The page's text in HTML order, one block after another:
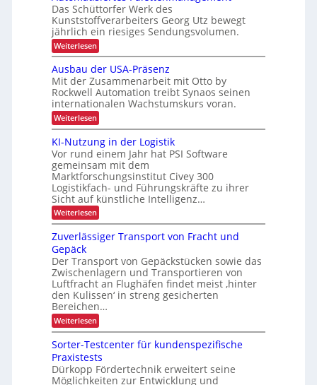
e
r
b
e
t
r
i
e
b
l
i
c
h
e
n
L
a
s
e
n
t
r
a
n
s
p
o
E
D
-
P
r
o
j
e
k
t
i
o
n
e
t
z
t
e
r
h
ä
l
l
i
c
h
z
e
s
s
r
ü
c
k
m
e
l
d
u
n
g
u
e
n
z
l
e
f
e
r
u
n
g
d
a
n
k
A
i
m
t
e
D
I
x
Das Schüttorfer Werk des
Kunststoffverarbeiters Georg Utz bewegt
jährlich ein riesiges Sendungsvolumen.
Weiterlesen:
A
u
t
o
m
a
t
i
s
i
e
r
t
e
s
P
a
l
e
t
e
n
m
a
n
a
g
e
m
e
n
t
Ausbau der USA-Präsenz
Mit der Zusammenarbeit mit Otto by
Rockwell Automation treibt Synaos seinen
internationalen Wachstumskurs voran.
Weiterlesen:
A
s
b
a
u
d
e
r
U
S
A
r
ä
s
e
n
z
KI-Nutzung in der Logistik
Vor rund einem Jahr hat PSI Software
gemeinsam mit dem
Marktforschungsinstitut Civey 300
Logistikfach- und Führungskräfte zu ihrer
Sicht auf künstliche Intelligenz…
Weiterlesen:
K
I
-
u
t
z
u
n
g
i
n
d
e
r
L
o
Zuverlässiger Transport von Fracht und
Gepäck
Der Transport von Gepäckstücken sowie das
Zwischenlagern und Transportieren von
Luftfracht an Flughäfen findet meist ‚hinter
den Kulissen‘ in streng gesicherten
Bereichen…
Weiterlesen:
Z
v
e
r
l
Sorter-Testcenter für kundenspezifische
Praxistests
Dürkopp Fördertechnik erweitert seine
Möglichkeiten zur Entwicklung und